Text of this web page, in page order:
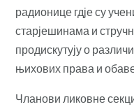
радионице гдје су
старјешинама и
продискутују о
њихових права и
Чланови ликовне